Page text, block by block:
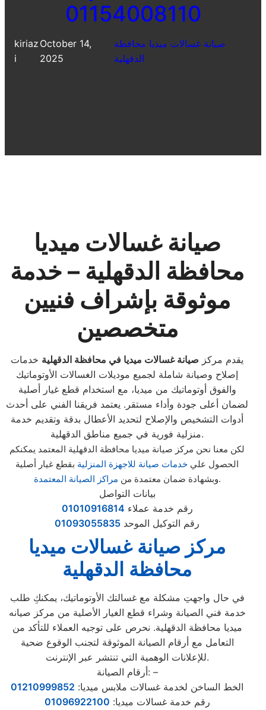
01154008110
kiriaz
i
October 14,
2025
صيانة غسالات ميديا محافظة
الدقهلية
صيانة غسالات ميديا
محافظة الدقهلية – خدمة
موثوقة بإشراف فنيين
متخصصين
يقدم مركز صيانة غسالات ميديا في محافظة الدقهلية خدمات
إصلاح وصيانة شاملة لجميع موديلات الغسالات الأوتوماتيك
والفوق أوتوماتيك من ميديا، مع استخدام قطع غيار أصلية
لضمان أعلى جودة وأداء مستقر. يعتمد فريقنا الفني على أحدث
أدوات التشخيص والإصلاح لتحديد الأعطال بدقة وتقديم خدمة
منزلية فورية في جميع مناطق الدقهلية.
لكن معنا نحن مركز صيانة ميديا محافظة الدقهلية المعتمد يمكنكم
الحصول علي خدمات صيانة للاجهزة المنزلية بقطع غيار أصلية
وبشهادة ضمان معتمدة من مراكز الصيانة المعتمدة .
بيانات التواصل
رقم خدمة عملاء 01010916814
رقم التوكيل الموحد 01093055835
مركز صيانة غسالات ميديا
محافظة الدقهلية
في حال واجهتِ مشكلة مع غسالتك الأوتوماتيك، يمكنكِ طلب
خدمة فني الصيانة وشراء قطع الغيار الأصلية من مركز صيانه
ميديا محافظة الدقهلية. نحرص على توجيه العملاء للتأكد من
التعامل مع أرقام الصيانة الموثوقة لتجنب الوقوع ضحية
للإعلانات الوهمية التي تنتشر عبر الإنترنت.
أرقام الصيانة: –
الخط الساخن لخدمة غسالات ملابس ميديا: 01210999852
رقم خدمة غسالات ميديا: 01096922100